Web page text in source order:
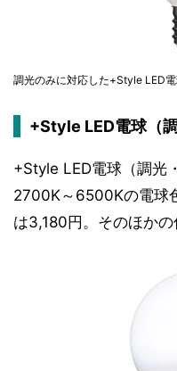
調光のみに対応した+Style LED電
+Style LED電球（
+Style LED電球（調光
2700K～6500Kの電球
は3,180円。そのほかの